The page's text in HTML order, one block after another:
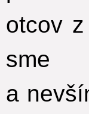
otcov
sme
a